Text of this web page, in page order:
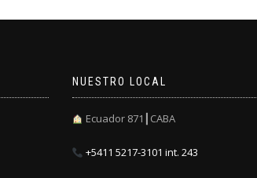
NUESTRO LOCAL
Ecuador 871┃CABA
+5411 5217-3101 int. 243